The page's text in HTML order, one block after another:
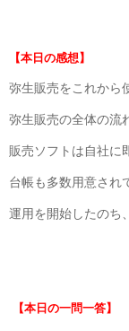
【本日の感想】
弥生販売をこれから
弥生販売の全体の流
販売ソフトは自社に
台帳も多数用意され
運用を開始したのち
【本日の一問一答】